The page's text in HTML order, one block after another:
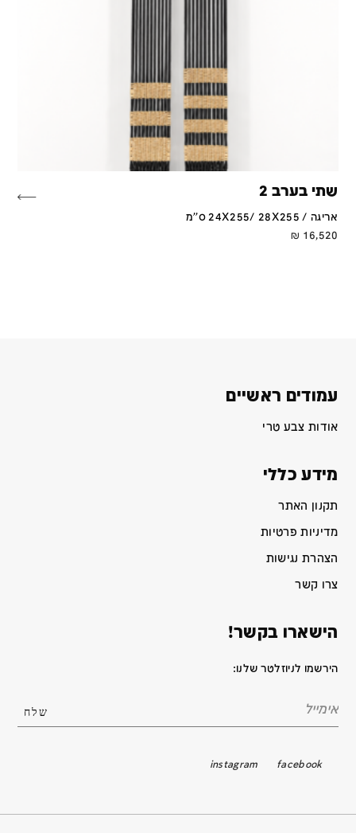
שתי בערב 2
אריגה / 24X255/ 28X255 ס''מ
16,520
₪
עמודים ראשיים
אודות צבע טרי
מידע כללי
תקנון האתר
מדיניות פרטיות
הצהרת נגישות
צרו קשר
הישארו בקשר!
הירשמו לניוזלטר שלנו:
facebook
instagram